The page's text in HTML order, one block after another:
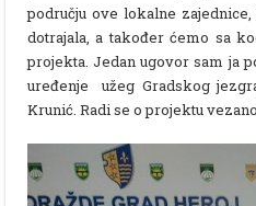
području ove lokalne
dotrajala, a također ćemo sa
projekta. Jedan ugovor sam ja
uređenje užeg Gradskog
Krunić. Radi se o projektu